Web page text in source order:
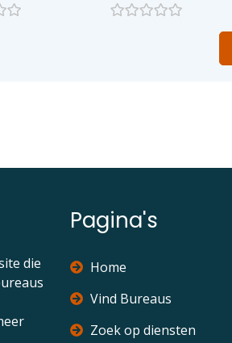
die
Pagina's
Home
Vind Bureaus
Zoek op diensten